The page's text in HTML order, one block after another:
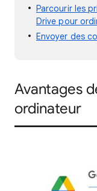
Parcourir les
Drive pour
Envoyer des
Avantages
ordinateur